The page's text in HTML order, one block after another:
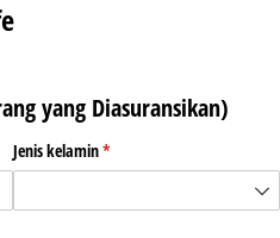
yang Diasuransikan)
Jenis kelamin*
(required)